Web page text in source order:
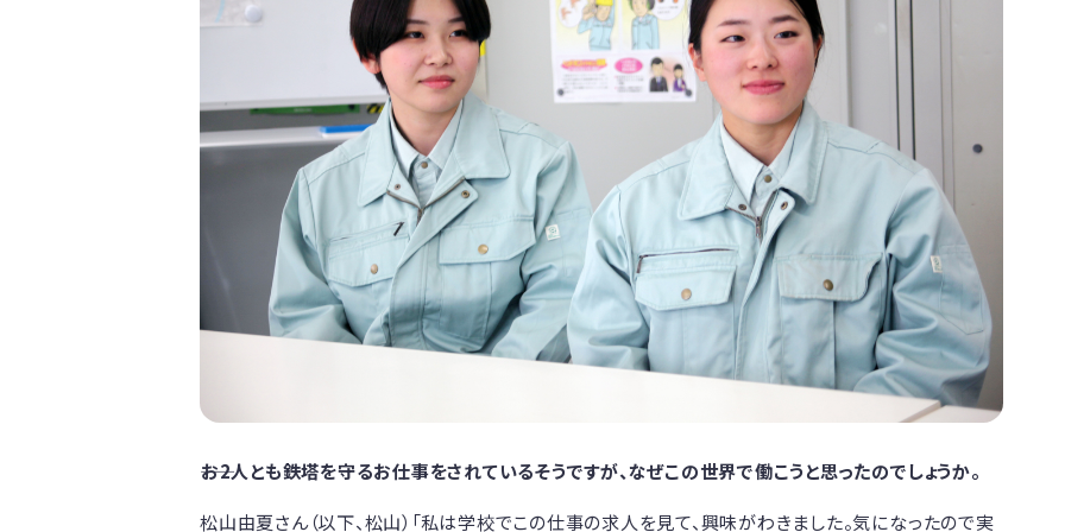
――お2人とも鉄塔を守るお仕事をされているそうですが、なぜこの世界で働こうと思ったのでしょうか。
松山由夏さん（以下、松山）「私は学校でこの仕事の求人を見て、興味がわきました。気になったので実